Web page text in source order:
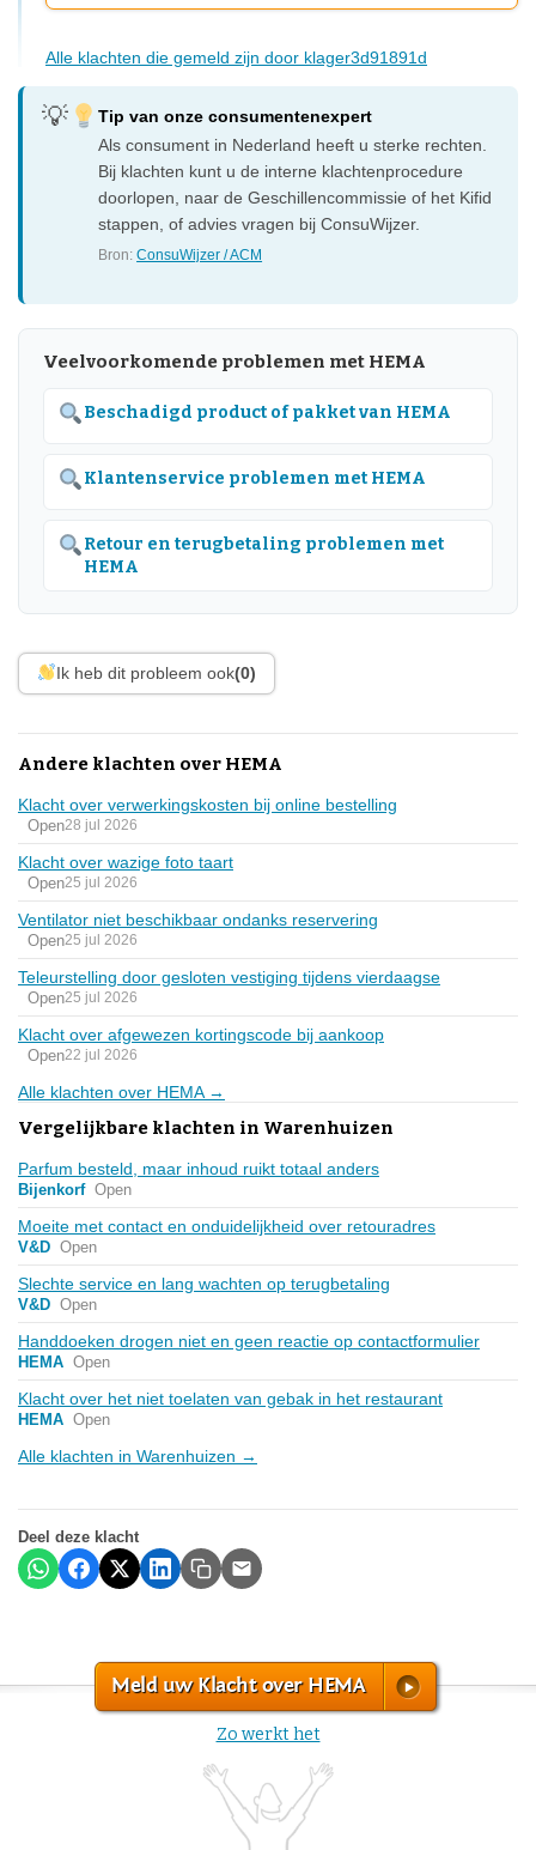
Alle klachten die gemeld zijn door klager3d91891d
Tip van onze consumentenexpert
Als consument in Nederland heeft u sterke rechten.
Bij klachten kunt u de interne klachtenprocedure
doorlopen, naar de Geschillencommissie of het Kifid
stappen, of advies vragen bij ConsuWijzer.
Bron:ConsuWijzer / ACM
Veelvoorkomende problemen met HEMA
Beschadigd product of pakket van HEMA
Klantenservice problemen met HEMA
Retour en terugbetaling problemen met
HEMA
Ik heb dit probleem ook(0)
Andere klachten over HEMA
Klacht over verwerkingskosten bij online bestelling
Open28 jul 2026
Klacht over wazige foto taart
Open25 jul 2026
Ventilator niet beschikbaar ondanks reservering
Open25 jul 2026
Teleurstelling door gesloten vestiging tijdens vierdaagse
Open25 jul 2026
Klacht over afgewezen kortingscode bij aankoop
Open22 jul 2026
Alle klachten over HEMA →
Vergelijkbare klachten in Warenhuizen
Parfum besteld, maar inhoud ruikt totaal anders
Bijenkorf Open
Moeite met contact en onduidelijkheid over retouradres
V&D Open
Slechte service en lang wachten op terugbetaling
V&D Open
Handdoeken drogen niet en geen reactie op contactformulier
HEMA Open
Klacht over het niet toelaten van gebak in het restaurant
HEMA Open
Alle klachten in Warenhuizen →
Deel deze klacht
Meld uw Klacht over HEMA
Zo werkt het